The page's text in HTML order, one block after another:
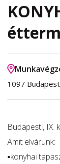
1097 Budapest
Budapesti, IX.
Amit elvárunk:
▪️konyhai